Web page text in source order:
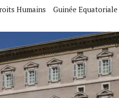
Humains Guinée Equatoriale